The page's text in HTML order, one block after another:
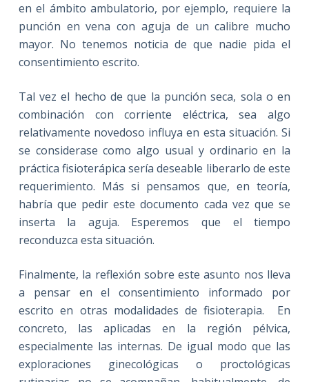
en el ámbito ambulatorio, por ejemplo, requiere la
punción en vena con aguja de un calibre mucho
mayor. No tenemos noticia de que nadie pida el
consentimiento escrito.
Tal vez el hecho de que la punción seca, sola o en
combinación con corriente eléctrica, sea algo
relativamente novedoso influya en esta situación. Si
se considerase como algo usual y ordinario en la
práctica fisioterápica sería deseable liberarlo de este
requerimiento. Más si pensamos que, en teoría,
habría que pedir este documento cada vez que se
inserta la aguja. Esperemos que el tiempo
reconduzca esta situación.
Finalmente, la reflexión sobre este asunto nos lleva
a pensar en el consentimiento informado por
escrito en otras modalidades de fisioterapia. En
concreto, las aplicadas en la región pélvica,
especialmente las internas. De igual modo que las
exploraciones ginecológicas o proctológicas